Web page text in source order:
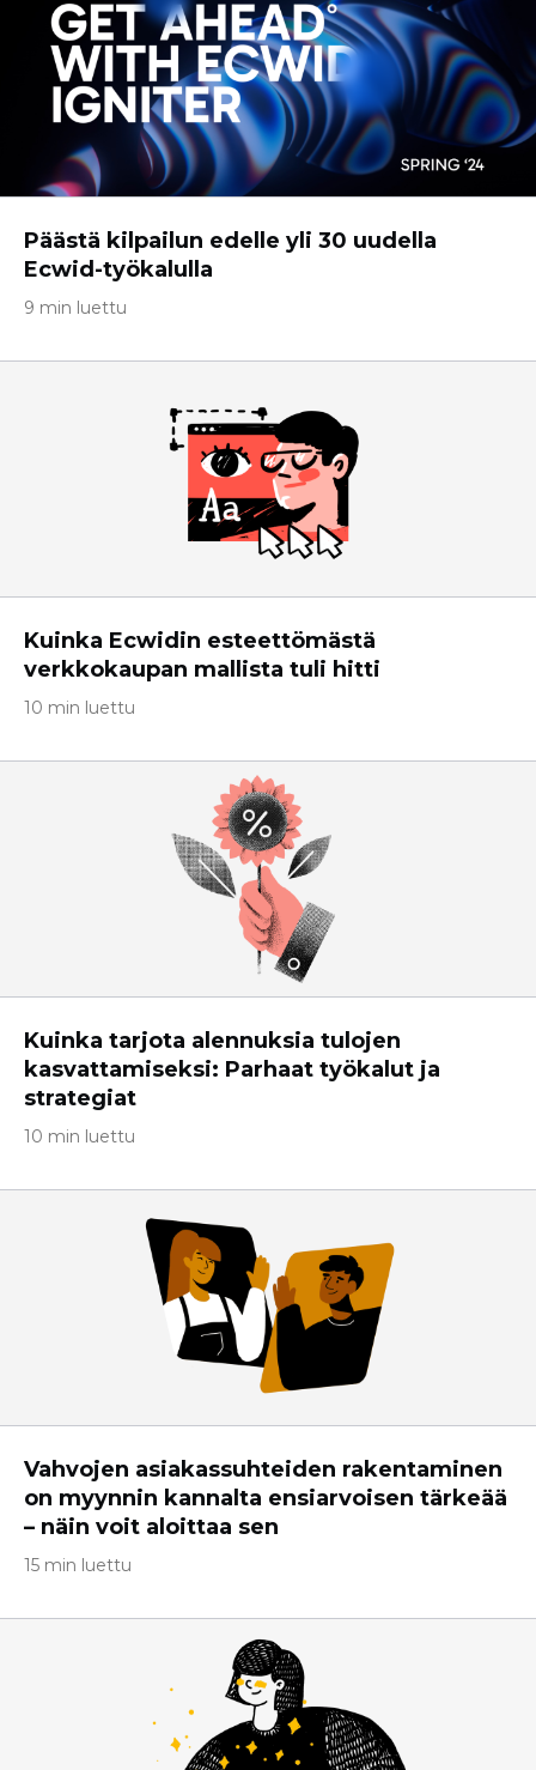
Päästä kilpailun edelle yli 30 uudella
Ecwid-työkalulla
9 min luettu
Kuinka Ecwidin esteettömästä
verkkokaupan mallista tuli hitti
10 min luettu
Kuinka tarjota alennuksia tulojen
kasvattamiseksi: Parhaat työkalut ja
strategiat
10 min luettu
Vahvojen asiakassuhteiden rakentaminen
on myynnin kannalta ensiarvoisen tärkeää
– näin voit aloittaa sen
15 min luettu